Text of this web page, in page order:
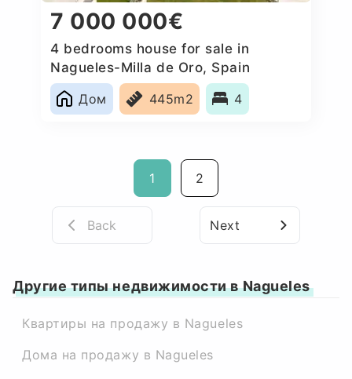
7 000 000€
4 bedrooms house for sale in
Nagueles-Milla de Oro, Spain
Дом
445m2 4
1 2
Back Next
Другие типы недвижимости в Nagueles
Квартиры на продажу в Nagueles
Дома на продажу в Nagueles